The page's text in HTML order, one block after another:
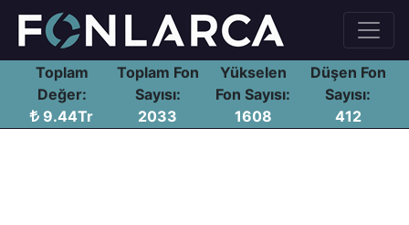
Toplam
Değer:
9.44Tr
Toplam Fon
Sayısı:
2033
Yükselen
Fon Sayısı:
1608
Düşen Fon
Sayısı:
412